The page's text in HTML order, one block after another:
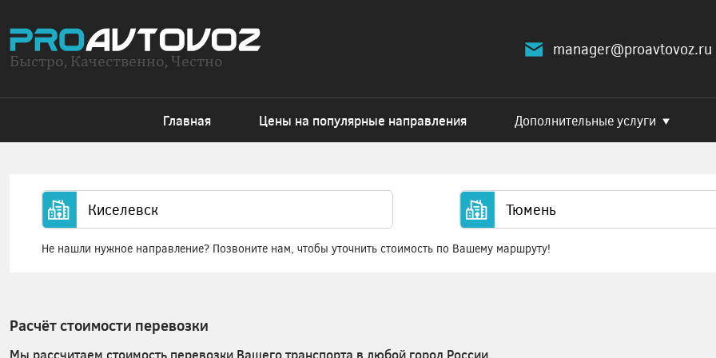
Быстро, Качественно, Честно
manager@proavtovoz.ru
Главная Цены на популярные направления Дополнительные услуги
Не нашли нужное направление? Позвоните нам, чтобы уточнить стоимость по Вашему маршруту!
Расчёт стоимости перевозки
Мы рассчитаем стоимость перевозки Вашего транспорта в любой город России